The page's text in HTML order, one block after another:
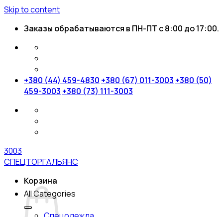
Skip to content
Заказы обрабатываются в ПН-ПТ с 8:00 до 17:00.
+380 (44) 459-4830 +380 (67) 011-3003 +380 (50)
459-3003 +380 (73) 111-3003
3003
СПЕЦТОРГАЛЬЯНС
Корзина
All Categories